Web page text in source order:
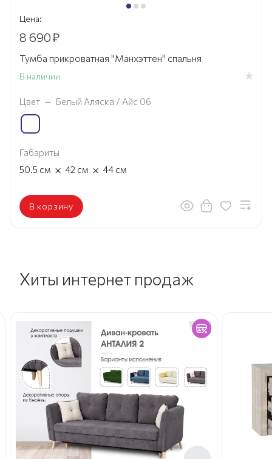
Цена:
8 690₽
Тумба прикроватная "Манхэттен" спальня
В наличии
Цвет — Белый Аляска / Айс 06
Габариты
50.5 см × 42 см × 44 см
В корзину
Хиты интернет продаж